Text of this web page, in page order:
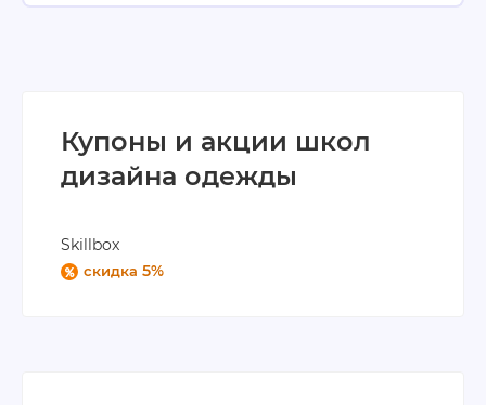
Купоны и акции школ
дизайна одежды
Skillbox
скидка 5%